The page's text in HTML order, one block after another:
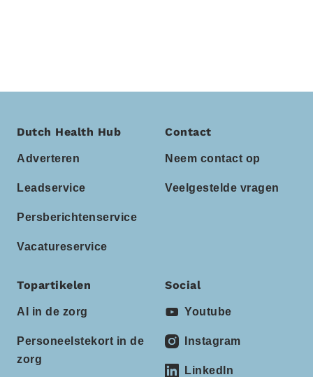
Dutch Health Hub
Adverteren
Leadservice
Persberichtenservice
Vacatureservice
Contact
Neem contact op
Veelgestelde vragen
Topartikelen
AI in de zorg
Personeelstekort in de
zorg
Social
Youtube
Instagram
LinkedIn